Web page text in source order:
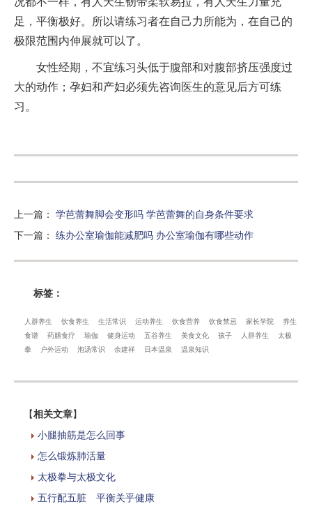
足，平衡极好。所以请练习者在自己力所能为，在自己的
极限范围内伸展就可以了。
女性经期，不宜练习头低于腹部和对腹部挤压强度过
大的动作；孕妇和产妇必须先咨询医生的意见后方可练
习。
上一篇 ： 学芭蕾舞脚会变形吗 学芭蕾舞的自身条件要求
下一篇 ： 练办公室瑜伽能减肥吗 办公室瑜伽有哪些动作
标签：
人群养生 饮食养生 生活常识 运动养生 饮食营养 饮食禁忌 家长学院
养生
食谱
药膳食疗 瑜伽 健身运动 五谷养生 美食文化 孩子 人群养生
太极
拳
户外运动 泡汤常识 余建祥 日本温泉 温泉知识
【相关文章】
小腿抽筋是怎么回事
怎么锻炼肺活量
太极拳与太极文化
五行配五脏 平衡关乎健康